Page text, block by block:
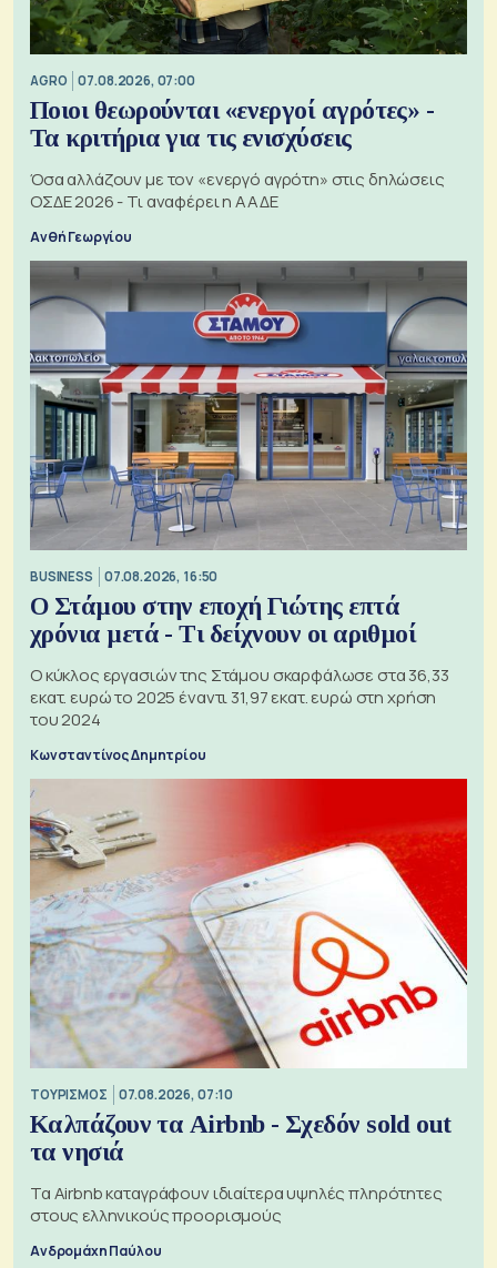
AGRO 07.08.2026, 07:00
Ποιοι θεωρούνται «ενεργοί αγρότες» -
Τα κριτήρια για τις ενισχύσεις
Όσα αλλάζουν με τον «ενεργό αγρότη» στις δηλώσεις
ΟΣΔΕ 2026 - Τι αναφέρει η ΑΑΔΕ
Ανθή Γεωργίου
BUSINESS 07.08.2026, 16:50
Ο Στάμου στην εποχή Γιώτης επτά
χρόνια μετά - Τι δείχνουν οι αριθμοί
Ο κύκλος εργασιών της Στάμου σκαρφάλωσε στα 36,33
εκατ. ευρώ το 2025 έναντι 31,97 εκατ. ευρώ στη χρήση
του 2024
Κωνσταντίνος Δημητρίου
ΤΟΥΡΙΣΜΟΣ 07.08.2026, 07:10
Καλπάζουν τα Airbnb - Σχεδόν sold out
τα νησιά
Τα Airbnb καταγράφουν ιδιαίτερα υψηλές πληρότητες
στους ελληνικούς προορισμούς
Ανδρομάχη Παύλου